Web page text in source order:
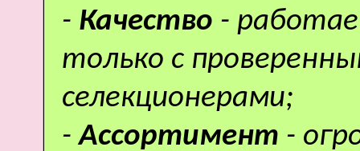
- Качество -
только с
селекционерами;
-Ассортимент -